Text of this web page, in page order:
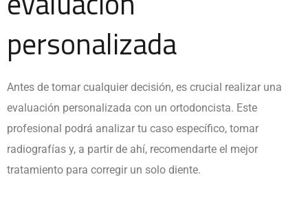
personalizada
Antes de tomar cualquier decisión, es crucial realizar una
evaluación personalizada con un ortodoncista. Este
profesional podrá analizar tu caso específico, tomar
radiografías y, a partir de ahí, recomendarte el mejor
tratamiento para corregir un solo diente.